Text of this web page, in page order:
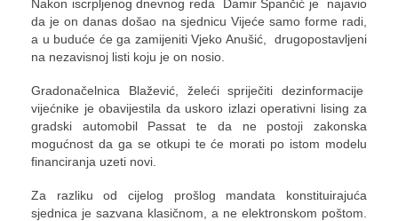
Nakon iscrpljenog dnevnog reda Damir Špančić je najavio
da je on danas došao na sjednicu Vijeće samo forme radi,
a u buduće će ga zamijeniti Vjeko Anušić, drugopostavljeni
na nezavisnoj listi koju je on nosio.
Gradonačelnica Blažević, želeći spriječiti dezinformacije
vijećnike je obavijestila da uskoro izlazi operativni lising za
gradski automobil Passat te da ne postoji zakonska
mogućnost da ga se otkupi te će morati po istom modelu
financiranja uzeti novi.
Za razliku od cijelog prošlog mandata konstituirajuća
sjednica je sazvana klasičnom, a ne elektronskom poštom.